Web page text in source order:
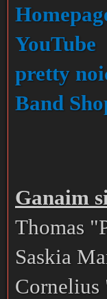
YouTube
pretty
Band
Ganaim
Thomas
Saskia